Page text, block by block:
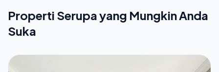
Properti Serupa yang Mungkin Anda
Suka